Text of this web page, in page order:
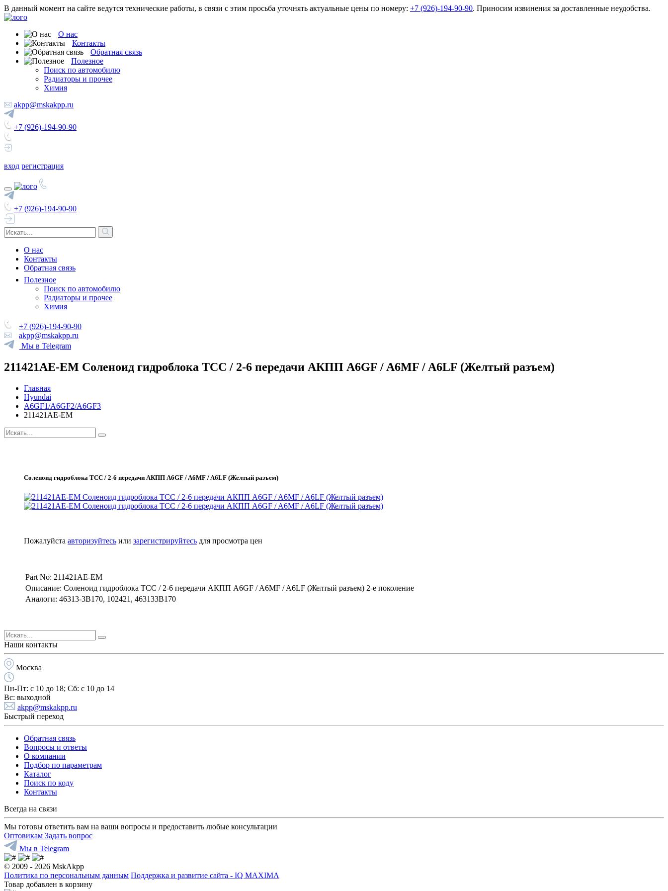
В данный момент на сайте ведутся технические работы, в связи с этим просьба уточнять актуальные цены по номеру: +7 (926)-194-90-90. Приносим извинения за доставленные неудобства.
О нас
Контакты
Обратная связь
Полезное
Поиск по автомобилю
Радиаторы и прочее
Химия
akpp@mskakpp.ru
+7 (926)-194-90-90
вход регистрация
+7 (926)-194-90-90
О нас
Контакты
Обратная связь
Полезное
Поиск по автомобилю
Радиаторы и прочее
Химия
+7 (926)-194-90-90
akpp@mskakpp.ru
Мы в Telegram
211421AE-EM Соленоид гидроблока TCC / 2-6 передачи АКПП A6GF / A6MF / A6LF (Желтый разъем)
Главная
Hyundai
A6GF1/A6GF2/A6GF3
211421AE-EM
Соленоид гидроблока TCC / 2-6 передачи АКПП A6GF / A6MF / A6LF (Желтый разъем)
Пожалуйста авторизуйтесь или зарегистрируйтесь для просмотра цен
Part No: 211421AE-EM
Описание: Соленоид гидроблока TCC / 2-6 передачи АКПП A6GF / A6MF / A6LF (Желтый разъем) 2-е поколение
Аналоги: 46313-3B170, 102421, 463133B170
Наши контакты
Москва
Пн-Пт: с 10 до 18; Cб: с 10 до 14
Вс: выходной
akpp@mskakpp.ru
Быстрый переход
Обратная связь
Вопросы и ответы
О компании
Подбор по параметрам
Каталог
Поиск по коду
Контакты
Всегда на связи
Мы готовы ответить вам на ваши вопросы и предоставить любые консультации
Оптовикам Задать вопрос
Мы в Telegram
© 2009 - 2026 MskAkpp
Политика по персональным данным Поддержка и развитие сайта - IQ MAXIMA
Товар добавлен в корзину